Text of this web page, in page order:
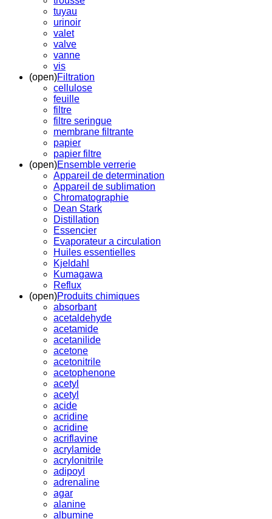
tuyau
urinoir
valet
valve
vanne
vis
(open)Filtration
cellulose
feuille
filtre
filtre seringue
membrane filtrante
papier
papier filtre
(open)Ensemble verrerie
Appareil de determination
Appareil de sublimation
Chromatographie
Dean Stark
Distillation
Essencier
Evaporateur a circulation
Huiles essentielles
Kjeldahl
Kumagawa
Reflux
(open)Produits chimiques
absorbant
acetaldehyde
acetamide
acetanilide
acetone
acetonitrile
acetophenone
acetyl
acetyl
acide
acridine
acridine
acriflavine
acrylamide
acrylonitrile
adipoyl
adrenaline
agar
alanine
albumine